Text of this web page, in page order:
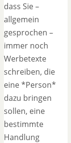
dass Sie –
allgemein
gesprochen –
immer noch
Werbetexte
schreiben, die
eine *Person*
dazu bringen
sollen, eine
bestimmte
Handlung